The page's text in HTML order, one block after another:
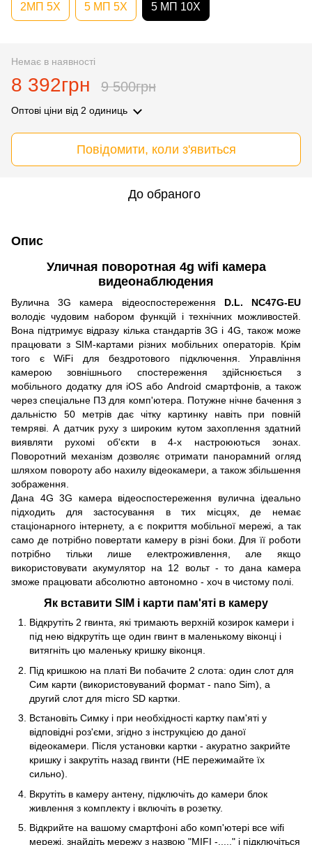
2МП 5Х 5 МП 5Х 5 МП 10Х
Немає в наявності
8 392грн 9 500грн
Оптові ціни від 2 одиниць
Повідомити, коли з'явиться
До обраного
Опис
Уличная поворотная 4g wifi камера
видеонаблюдения
Вулична 3G камера відеоспостереження D.L. NC47G-EU
володіє чудовим набором функцій і технічних можливостей.
Вона підтримує відразу кілька стандартів 3G і 4G, також може
працювати з SIM-картами різних мобільних операторів. Крім
того є WiFi для бездротового підключення. Управління
камерою зовнішнього спостереження здійснюється з
мобільного додатку для iOS або Android смартфонів, а також
через спеціальне ПЗ для комп'ютера. Потужне нічне бачення з
дальністю 50 метрів дає чітку картинку навіть при повній
темряві. А датчик руху з широким кутом захоплення здатний
виявляти рухомі об'єкти в 4-х настроюються зонах.
Поворотний механізм дозволяє отримати панорамний огляд
шляхом повороту або нахилу відеокамери, а також збільшення
зображення.
Дана 4G 3G камера відеоспостереження вулична ідеально
підходить для застосування в тих місцях, де немає
стаціонарного інтернету, а є покриття мобільної мережі, а так
само де потрібно повертати камеру в різні боки. Для її роботи
потрібно тільки лише електроживлення, але якщо
використовувати акумулятор на 12 вольт - то дана камера
зможе працювати абсолютно автономно - хоч в чистому полі.
Як вставити SIM і карти пам'яті в камеру
Відкрутіть 2 гвинта, які тримають верхній козирок камери і
під нею відкрутіть ще один гвинт в маленькому віконці і
витягніть цю маленьку кришку віконця.
Під кришкою на платі Ви побачите 2 слота: один слот для
Сим карти (використовуваний формат - nano Sim), а
другий слот для micro SD картки.
Встановіть Симку і при необхідності картку пам'яті у
відповідні роз'єми, згідно з інструкцією до даної
відеокамери. Після установки картки - акуратно закрийте
кришку і закрутіть назад гвинти (НЕ пережимайте їх
сильно).
Вкрутіть в камеру антену, підключіть до камери блок
живлення з комплекту і включіть в розетку.
Відкрийте на вашому смартфоні або комп'ютері все wifi
мережі, знайдіть мережу з назвою "MIFI -....." і підключіться